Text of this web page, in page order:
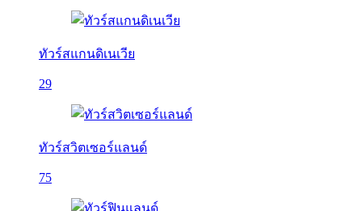
ทัวร์สแกนดิเนเวีย
29
ทัวร์สวิตเซอร์แลนด์
75